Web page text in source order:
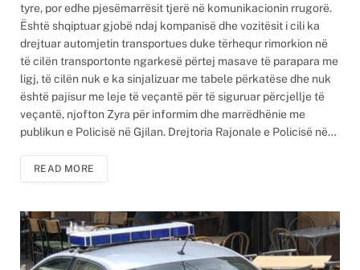
tyre, por edhe pjesëmarrësit tjerë në komunikacionin rrugorë.
Është shqiptuar gjobë ndaj kompanisë dhe vozitësit i cili ka
drejtuar automjetin transportues duke tërhequr rimorkion në
të cilën transportonte ngarkesë përtej masave të parapara me
ligj, të cilën nuk e ka sinjalizuar me tabele përkatëse dhe nuk
është pajisur me leje të veçantë për të siguruar përcjellje të
veçantë, njofton Zyra për informim dhe marrëdhënie me
publikun e Policisë në Gjilan. Drejtoria Rajonale e Policisë në…
READ MORE